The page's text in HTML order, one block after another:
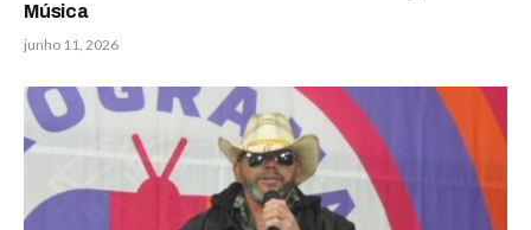
Música
junho 11, 2026